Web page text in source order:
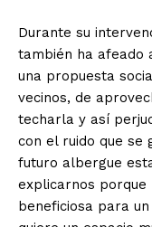
Durante su
también ha afeado
una propuesta
vecinos, de
techarla y así
con el ruido que se
futuro albergue
explicarnos porque
beneficiosa para